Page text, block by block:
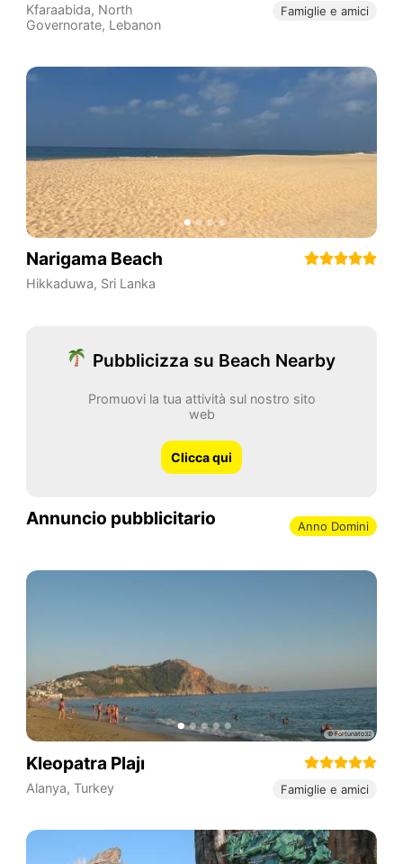
Kfaraabida, North
Governorate, Lebanon
Famiglie e amici
Narigama Beach
Hikkaduwa, Sri Lanka
Pubblicizza su Beach Nearby
Promuovi la tua attività sul nostro sito
web
Clicca qui
Annuncio pubblicitario Anno Domini
Kleopatra Plajı
Alanya, Turkey Famiglie e amici